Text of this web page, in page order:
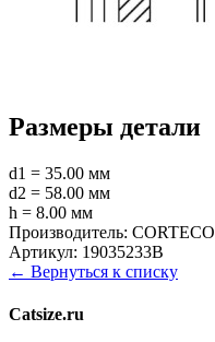
Размеры детали
d1 = 35.00 мм
d2 = 58.00 мм
h = 8.00 мм
Производитель: CORTECO
Артикул: 19035233B
← Вернуться к списку
Catsize.ru